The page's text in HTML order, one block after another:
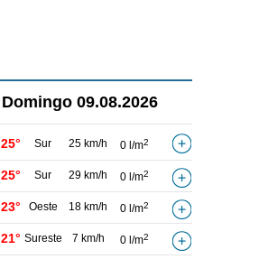
Domingo 09.08.2026
25° Sur 25 km/h 0 l/m2
25° Sur 29 km/h 0 l/m2
23° Oeste 18 km/h 0 l/m2
21° Sureste 7 km/h 0 l/m2